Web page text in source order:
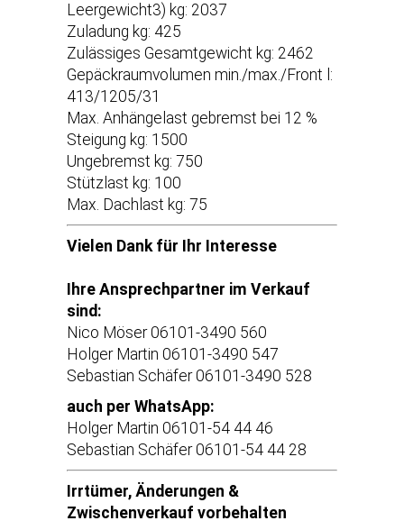
Leergewicht3) kg: 2037
Zuladung kg: 425
Zulässiges Gesamtgewicht kg: 2462
Gepäckraumvolumen min./max./Front l:
413/1205/31
Max. Anhängelast gebremst bei 12 %
Steigung kg: 1500
Ungebremst kg: 750
Stützlast kg: 100
Max. Dachlast kg: 75
Vielen Dank für Ihr Interesse
Ihre Ansprechpartner im Verkauf
sind:
Nico Möser 06101-3490 560
Holger Martin 06101-3490 547
Sebastian Schäfer 06101-3490 528
auch per WhatsApp:
Holger Martin 06101-54 44 46
Sebastian Schäfer 06101-54 44 28
Irrtümer, Änderungen &
Zwischenverkauf vorbehalten